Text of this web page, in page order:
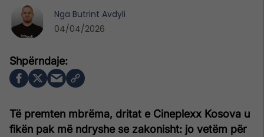
Të premten mbrëma, dritat e Cineplexx Kosova u
fikën pak më ndryshe se zakonisht: jo vetëm për
Nga Butrint Avdyli
04/04/2026